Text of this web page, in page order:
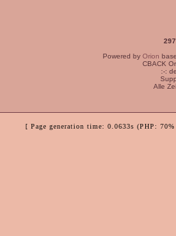
Powered by Orion
CBACK
:-:
Alle
[ Page generation time: 0.0633s (PHP: